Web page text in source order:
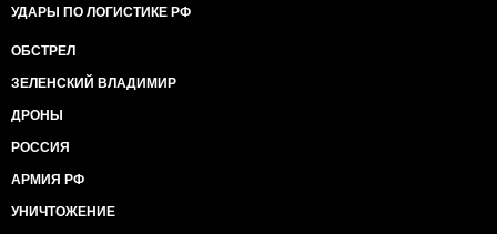
УДАРЫ ПО ЛОГИСТИКЕ РФ
ОБСТРЕЛ
ЗЕЛЕНСКИЙ ВЛАДИМИР
ДРОНЫ
РОССИЯ
АРМИЯ РФ
УНИЧТОЖЕНИЕ